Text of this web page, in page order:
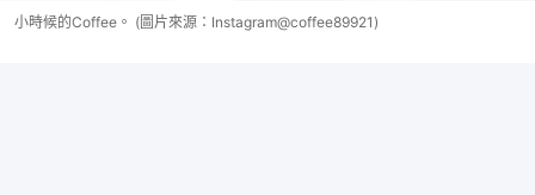
小時候的Coffee。 (圖片來源：Instagram@coffee89921)